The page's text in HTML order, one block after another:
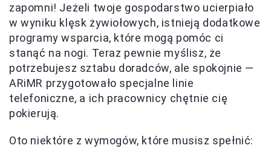
zapomni! Jeżeli twoje gospodarstwo ucierpiało
w wyniku klęsk żywiołowych, istnieją dodatkowe
programy wsparcia, które mogą pomóc ci
stanąć na nogi. Teraz pewnie myślisz, że
potrzebujesz sztabu doradców, ale spokojnie —
ARiMR przygotowało specjalne linie
telefoniczne, a ich pracownicy chętnie cię
pokierują.
Oto niektóre z wymogów, które musisz spełnić: